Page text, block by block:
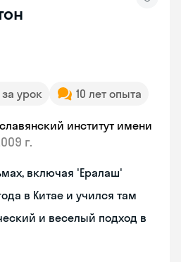
за урок 10 лет опыта
институт имени
г.
включая 'Ералаш'
в Китае и учился там
и веселый подход в